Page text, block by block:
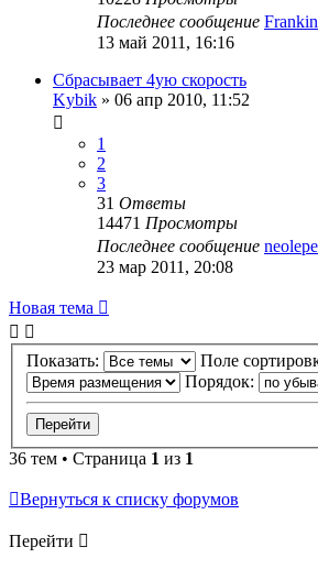
Последнее сообщение
13 май 2011, 16:16
Сбрасывает 4ую скорость
Kybik » 06 апр 2010, 11:52
1
2
3
31 Ответы
14471 Просмотры
Последнее сообщение
23 мар 2011, 20:08
Новая тема
Показать:
Поле
Порядок:
36 тем • Страница 1 из 1
Вернуться к списку форумов
Перейти